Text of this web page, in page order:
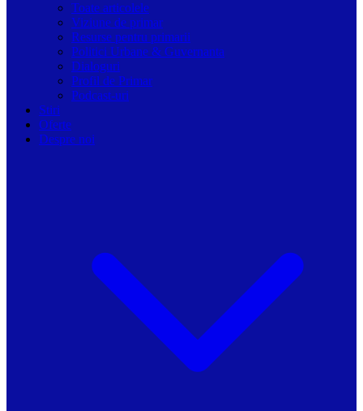
Toate articolele
Viziune de primar
Resurse pentru primarii
Politici Urbane & Guvernanta
Dialoguri
Profil de Primar
Podcast-uri
Stiri
Oferte
Despre noi